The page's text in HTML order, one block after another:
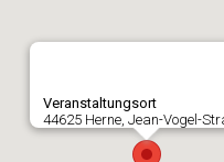
Veranstaltungsort
44625 Herne, Jean-Vogel-